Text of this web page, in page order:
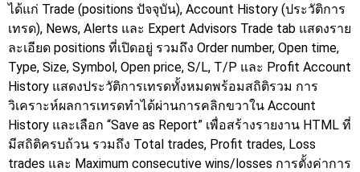
ได้แก่ Trade (positions ปัจจุบัน), Account History (ประวัติการ
เทรด), News, Alerts และ Expert Advisors Trade tab แสดงราย
ละเอียด positions ที่เปิดอยู่ รวมถึง Order number, Open time,
Type, Size, Symbol, Open price, S/L, T/P และ Profit Account
History แสดงประวัติการเทรดทั้งหมดพร้อมสถิติรวม การ
วิเคราะห์ผลการเทรดทำได้ผ่านการคลิกขวาใน Account
History และเลือก “Save as Report” เพื่อสร้างรายงาน HTML ที่
มีสถิติครบถ้วน รวมถึง Total trades, Profit trades, Loss
trades และ Maximum consecutive wins/losses การตั้งค่าการ